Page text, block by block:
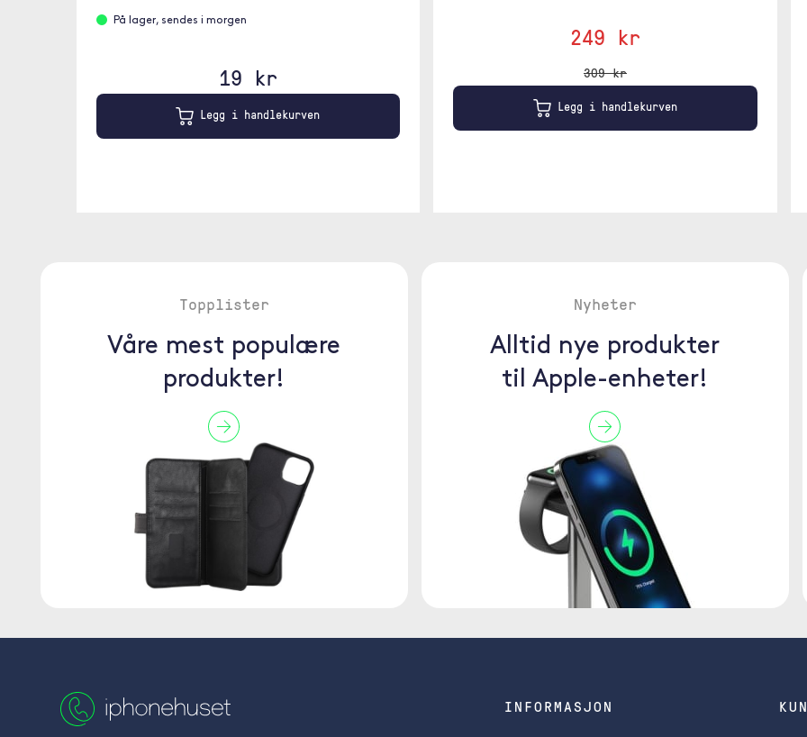
På lager, sendes i morgen
19 kr
Legg i handlekurven
249 kr
309 kr
Legg i handlekurven
Topplister
Våre mest populære
produkter!
Nyheter
Alltid nye produkter
til Apple-enheter!
INFORMASJON